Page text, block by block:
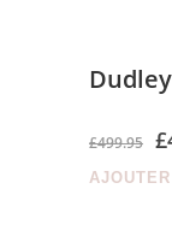
Dudley
£499.95 £